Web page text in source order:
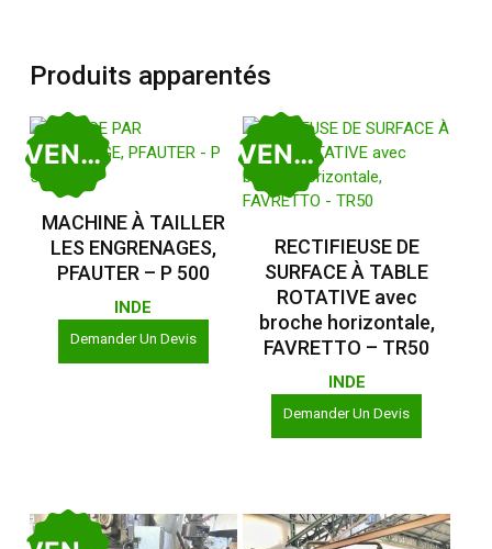
Produits apparentés
VENDU
Lire La Suite
MACHINE À TAILLER
LES ENGRENAGES,
PFAUTER – P 500
INDE
Demander Un Devis
VENDU
Lire La Suite
RECTIFIEUSE DE
SURFACE À TABLE
ROTATIVE avec
broche horizontale,
FAVRETTO – TR50
INDE
Demander Un Devis